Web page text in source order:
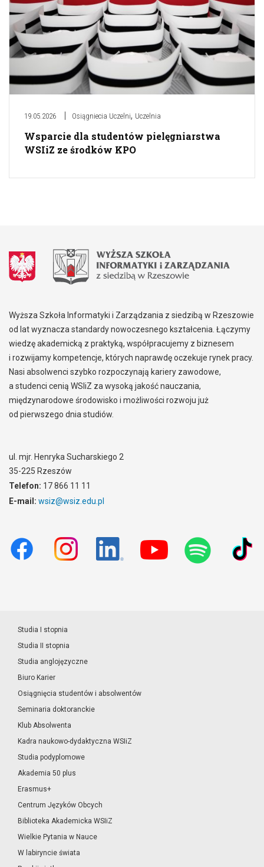
19.05.2026 Osiągniecia Uczelni, Uczelnia
Wsparcie dla studentów pielęgniarstwa
WSIiZ ze środków KPO
Wyższa Szkoła Informatyki i Zarządzania z siedzibą w Rzeszowie
od lat wyznacza standardy nowoczesnego kształcenia. Łączymy
wiedzę akademicką z praktyką, współpracujemy z biznesem
i rozwijamy kompetencje, których naprawdę oczekuje rynek pracy.
Nasi absolwenci szybko rozpoczynają kariery zawodowe,
a studenci cenią WSIiZ za wysoką jakość nauczania,
międzynarodowe środowisko i możliwości rozwoju już
od pierwszego dnia studiów.
ul. mjr. Henryka Sucharskiego 2
35-225 Rzeszów
Telefon: 17 866 11 11
E-mail: wsiz@wsiz.edu.pl
Studia I stopnia
Studia II stopnia
Studia anglojęzyczne
Biuro Karier
Osiągnięcia studentów i absolwentów
Seminaria doktoranckie
Klub Absolwenta
Kadra naukowo-dydaktyczna WSIiZ
Studia podyplomowe
Akademia 50 plus
Erasmus+
Centrum Języków Obcych
Biblioteka Akademicka WSIiZ
Wielkie Pytania w Nauce
W labiryncie świata